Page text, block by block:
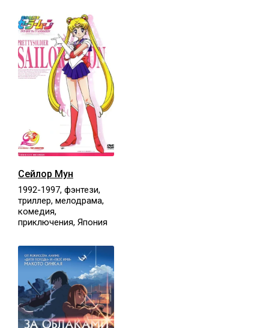
Сейлор Мун
1992-1997, фэнтези,
триллер, мелодрама,
комедия,
приключения, Япония